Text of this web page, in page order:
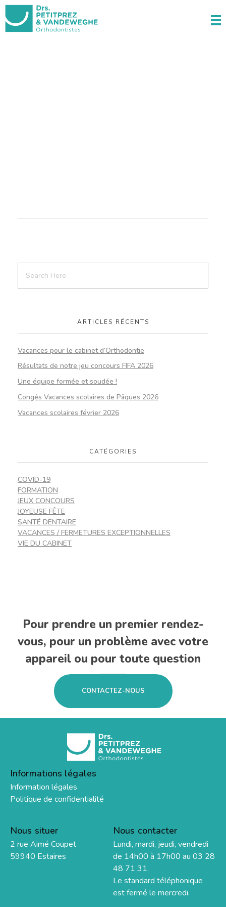
ARTICLES RÉCENTS
Vacances pour le cabinet d’Orthodontie
Résultats de notre jeu concours FIFA 2026
Une équipe formée et soudée !
Congés Vacances scolaires de Pâques 2026
Vacances scolaires février 2026
CATÉGORIES
COVID-19
FORMATION
JEUX CONCOURS
JOYEUSE FÊTE
SANTÉ DENTAIRE
VACANCES / FERMETURES EXCEPTIONNELLES
VIE DU CABINET
Pour prendre un premier rendez-
vous, pour un problème avec votre
appareil ou pour toute question
CONTACTEZ-NOUS
Informations légales
Information légales
Politique de confidentialité
Nous situer
2 rue Aimé Coupet
59940 Estaires
Nous contacter
Lundi, mardi, jeudi, vendredi
de 14h00 à 17h00 au 03 28
48 71 31.
Le standard téléphonique
est fermé le mercredi.